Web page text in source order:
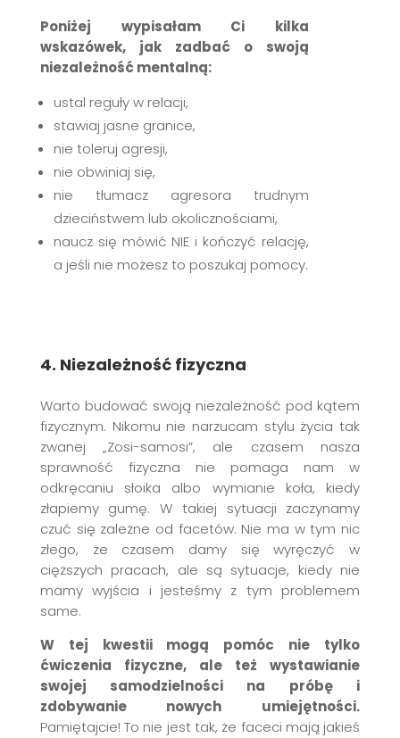
Poniżej wypisałam Ci kilka
wskazówek, jak zadbać o swoją
niezależność mentalną:
ustal reguły w relacji,
stawiaj jasne granice,
nie toleruj agresji,
nie obwiniaj się,
nie tłumacz agresora trudnym
dzieciństwem lub okolicznościami,
naucz się mówić NIE i kończyć relację,
a jeśli nie możesz to poszukaj pomocy.
4. Niezależność fizyczna
Warto budować swoją niezależność pod kątem
fizycznym. Nikomu nie narzucam stylu życia tak
zwanej „Zosi-samosi”, ale czasem nasza
sprawność fizyczna nie pomaga nam w
odkręcaniu słoika albo wymianie koła, kiedy
złapiemy gumę. W takiej sytuacji zaczynamy
czuć się zależne od facetów. Nie ma w tym nic
złego, że czasem damy się wyręczyć w
cięższych pracach, ale są sytuacje, kiedy nie
mamy wyjścia i jesteśmy z tym problemem
same.
W tej kwestii mogą pomóc nie tylko
ćwiczenia fizyczne, ale też wystawianie
swojej samodzielności na próbę i
zdobywanie nowych umiejętności.
Pamiętajcie! To nie jest tak, że faceci mają jakieś